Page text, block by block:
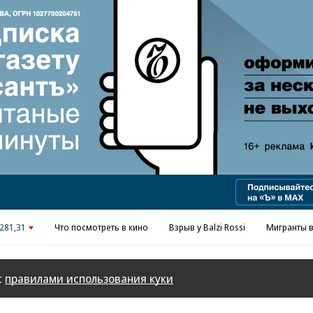
Реклама в «Ъ» www.kommersant.ru/ad
Что посмотреть в кино Взрыв у Balzi Rossi Мигранты
правилами использования куки